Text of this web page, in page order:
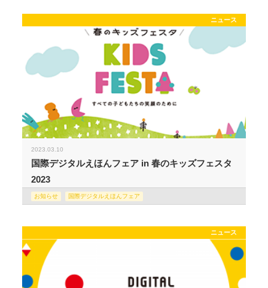
ニュース
2023.03.10
国際デジタルえほんフェア in 春のキッズフェスタ
2023
お知らせ 国際デジタルえほんフェア
ニュース